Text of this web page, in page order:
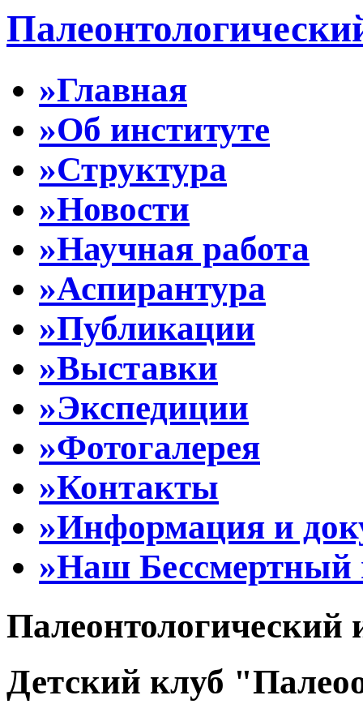
»Главная
»Об институте
»Структура
»Новости
»Научная работа
»Аспирантура
»Публикации
»Выставки
»Экспедиции
»Фотогалерея
»Контакты
»Информация и
»Наш Бессмертный
Палеонтологический
Детский клуб